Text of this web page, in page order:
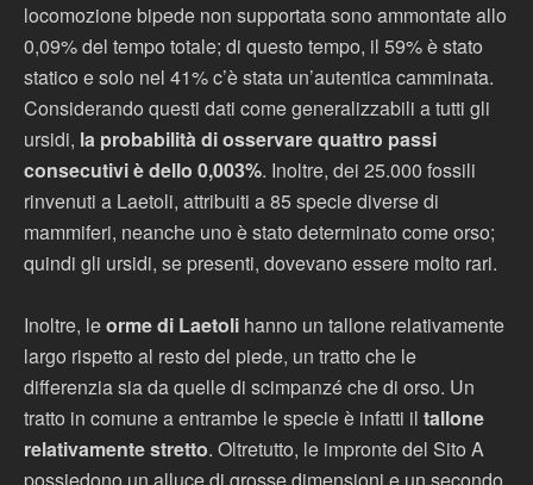
locomozione bipede non supportata sono ammontate allo
0,09% del tempo totale; di questo tempo, il 59% è stato
statico e solo nel 41% c’è stata un’autentica camminata.
Considerando questi dati come generalizzabili a tutti gli
ursidi, la probabilità di osservare quattro passi
consecutivi è dello 0,003%. Inoltre, dei 25.000 fossili
rinvenuti a Laetoli, attribuiti a 85 specie diverse di
mammiferi, neanche uno è stato determinato come orso;
quindi gli ursidi, se presenti, dovevano essere molto rari.
Inoltre, leorme di Laetoli hanno un tallone relativamente
largo rispetto al resto del piede, un tratto che le
differenzia sia da quelle di scimpanzé che di orso. Un
tratto in comune a entrambe le specie è infatti il tallone
relativamente stretto. Oltretutto, le impronte del Sito A